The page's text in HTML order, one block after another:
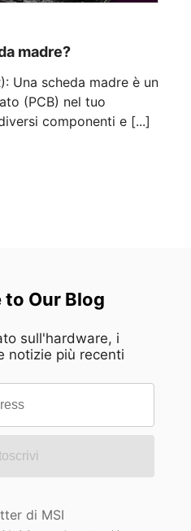
madre?
Una scheda madre è un
(PCB) nel tuo
componenti e [...]
Our Blog
sull'hardware, i
notizie più recenti
di MSI